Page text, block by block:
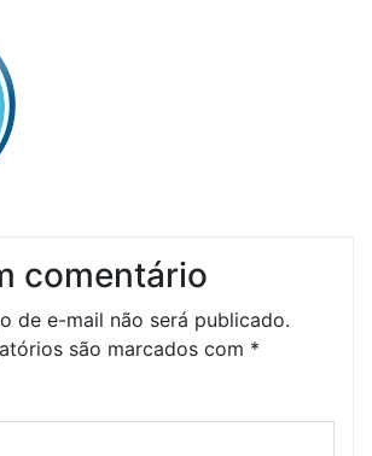
comentário
de e-mail não será publicado.
são marcados com *